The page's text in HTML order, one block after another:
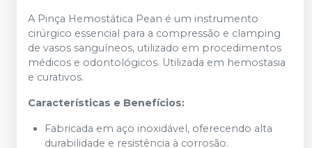
A Pinça Hemostática Pean é um instrumento
cirúrgico essencial para a compressão e clamping
de vasos sanguíneos, utilizado em procedimentos
médicos e odontológicos. Utilizada em hemostasia
e curativos.
Características e Benefícios:
Fabricada em aço inoxidável, oferecendo alta
durabilidade e resistência à corrosão.